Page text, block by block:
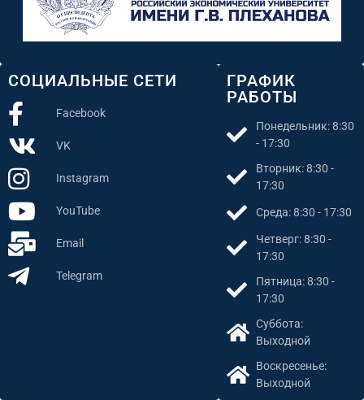
ГРАФИК
РАБОТЫ
Понедельник: 8:30
- 17:30
Вторник: 8:30 -
17:30
Среда: 8:30 - 17:30
Четверг: 8:30 -
17:30
Пятница: 8:30 -
17:30
Суббота:
Выходной
Воскресенье:
Выходной
СОЦИАЛЬНЫЕ СЕТИ
Facebook
VK
Instagram
YouTube
Email
Telegram